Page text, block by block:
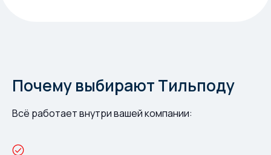
Почему выбирают Тильподу
Всё работает внутри вашей компании: